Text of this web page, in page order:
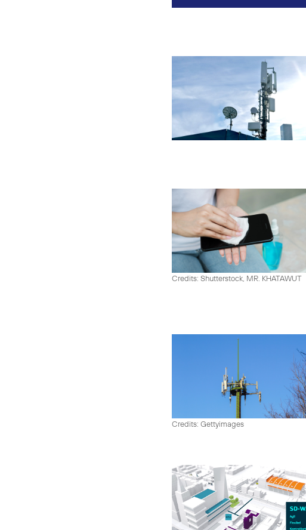
Credits: Shutterstock, MR. KHATAWUT
Credits: Gettyimages